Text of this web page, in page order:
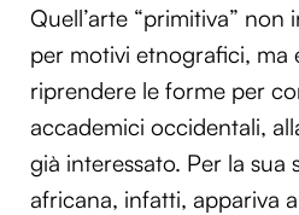
Quell’arte “primitiva” non
per motivi etnografici, ma
riprendere le forme per
accademici occidentali,
già interessato. Per la sua
africana, infatti, appariva